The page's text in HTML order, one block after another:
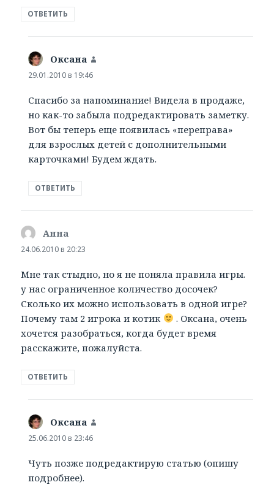
ОТВЕТИТЬ
Оксана
29.01.2010 в 19:46
Спасибо за напоминание! Видела в продаже,
но как-то забыла подредактировать заметку.
Вот бы теперь еще появилась «переправа»
для взрослых детей с дополнительными
карточками! Будем ждать.
ОТВЕТИТЬ
Анна
24.06.2010 в 20:23
Мне так стыдно, но я не поняла правила игры.
у нас ограниченное количество досочек?
Сколько их можно использовать в одной игре?
Почему там 2 игрока и котик
. Оксана, очень
хочется разобраться, когда будет время
расскажите, пожалуйста.
ОТВЕТИТЬ
Оксана
25.06.2010 в 23:46
Чуть позже подредактирую статью (опишу
подробнее).